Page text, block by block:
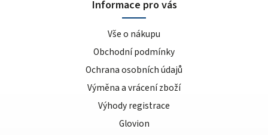
Informace pro vás
Vše o nákupu
Obchodní podmínky
Ochrana osobních údajů
Výměna a vrácení zboží
Výhody registrace
Glovion